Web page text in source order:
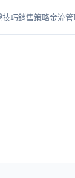
技巧銷售策略金流管